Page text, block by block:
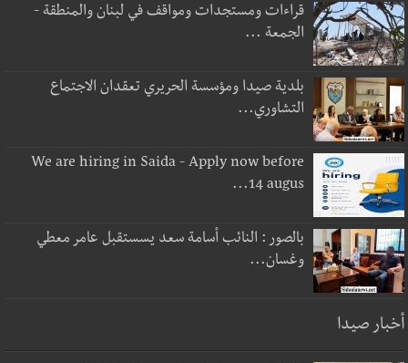
قراءات ومستجدات ومواقف في لبنان والمنطقة -
الجمعة ...
بلدية صيدا ومؤسسة الحريري تعقدان الاجتماع
التشاوري...
We are hiring in Saida - Apply now before
14 augus...
بالصور : النائب أسامة سعد يسستقبل عامر معطي
وغسان...
أخبار صيدا